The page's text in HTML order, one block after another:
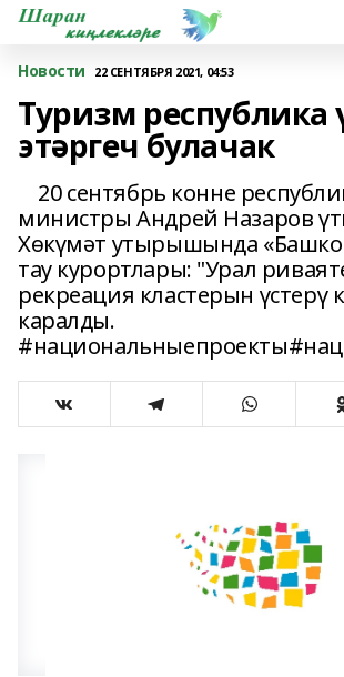
Новости 22 СЕНТЯБРЯ 2021, 04:53
Туризм республика
этәргеч булачак
20 сентябрь конне
министры Андрей Назаров
Хөкүмәт утырышында
тау курортлары: "Урал
рекреация кластерын үстерү
каралды.